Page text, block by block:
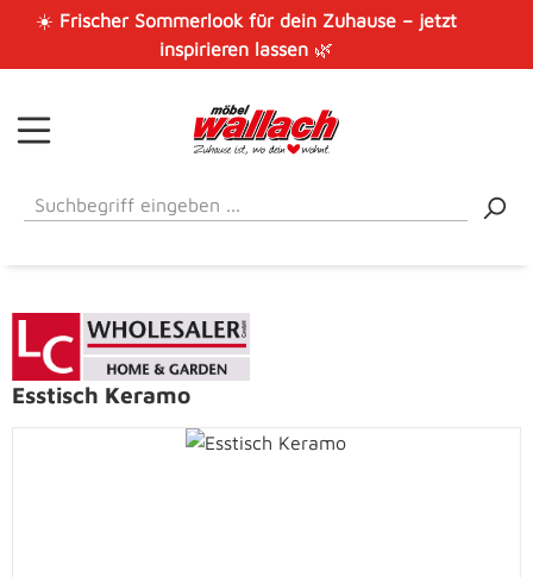
Zum Hauptinhalt springen
☀️ Frischer Sommerlook für dein Zuhause – jetzt
inspirieren lassen🌿
Bildergalerie überspringen
Esstisch Keramo